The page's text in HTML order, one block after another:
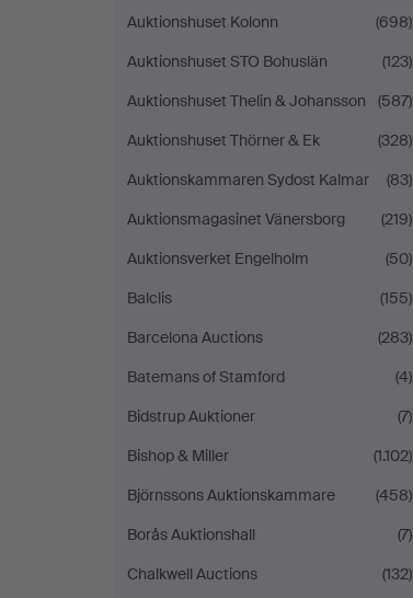
Auktionshuset Kolonn
(698)
Auktionshuset STO Bohuslän
(123)
Auktionshuset Thelin & Johansson
(587)
Auktionshuset Thörner & Ek
(328)
Auktionskammaren Sydost Kalmar
(83)
Auktionsmagasinet Vänersborg
(219)
Auktionsverket Engelholm
(50)
Balclis
(155)
Barcelona Auctions
(283)
Batemans of Stamford
(4)
Bidstrup Auktioner
(7)
Bishop & Miller
(1.102)
Björnssons Auktionskammare
(458)
Borås Auktionshall
(7)
Chalkwell Auctions
(132)